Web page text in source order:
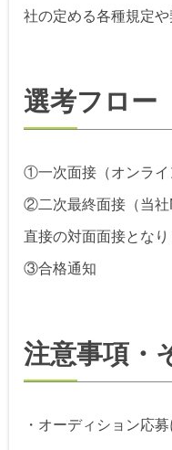
社の定める各種規定
選考フロー
①一次面接（オンライ
②二次最終面接（当社
直接の対面面接となり
③合格通知
注意事項・
・オーディション応